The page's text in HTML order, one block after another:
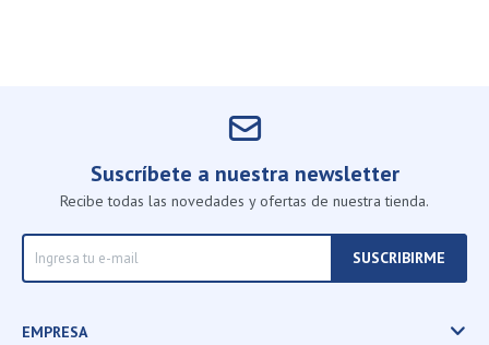
Suscríbete a nuestra newsletter
Recibe todas las novedades y ofertas de nuestra tienda.
SUSCRIBIRME
EMPRESA